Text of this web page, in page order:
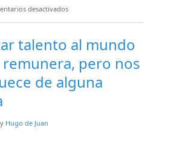
desactivadosen
Algunos
del
2015
para
talento al mundo
remunera, pero nos
de alguna
Hugo de Juan